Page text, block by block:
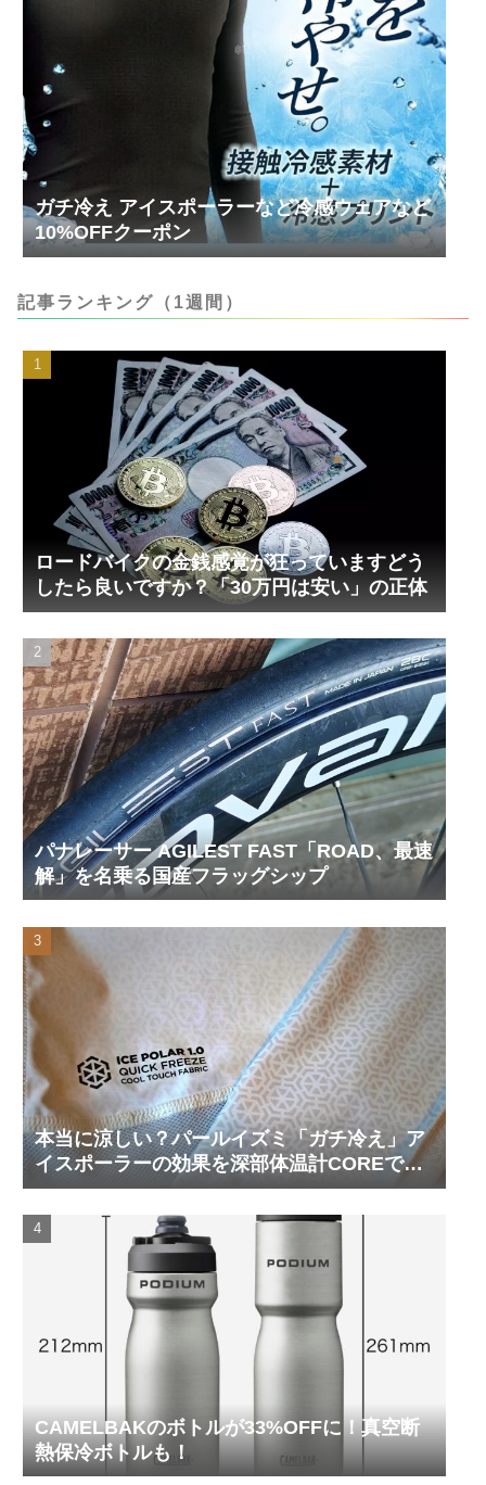
ガチ冷え アイスポーラーなど冷感ウェアなど
10%OFFクーポン
記事ランキング（1週間）
ロードバイクの金銭感覚が狂っていますどう
したら良いですか？「30万円は安い」の正体
パナレーサー AGILEST FAST「ROAD、最速
解」を名乗る国産フラッグシップ
本当に涼しい？パールイズミ「ガチ冷え」ア
イスポーラーの効果を深部体温計COREで測
ってみた
CAMELBAKのボトルが33%OFFに！真空断
熱保冷ボトルも！